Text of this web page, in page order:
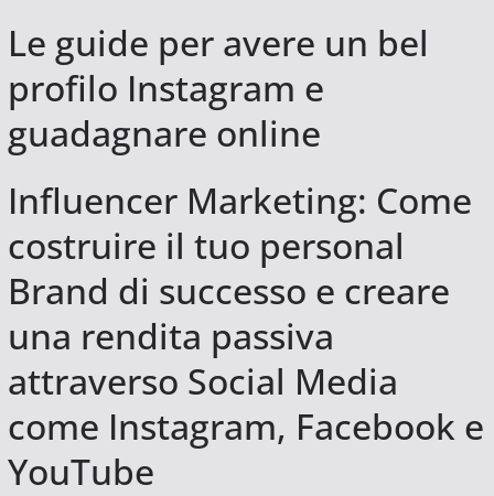
Le guide per avere un bel
profilo Instagram e
guadagnare online
Influencer Marketing: Come
costruire il tuo personal
Brand di successo e creare
una rendita passiva
attraverso Social Media
come Instagram, Facebook e
YouTube